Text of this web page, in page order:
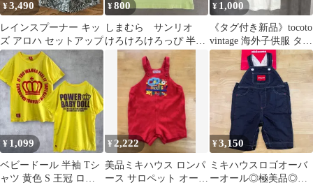
¥3,490
レインスプーナー キッ
ズ アロハ セットアップ
¥800
しまむら サンリオ
けろけろけろっぴ 半袖
Tシャツ 90cm
¥ 1,000
《タグ付き新品》tocoto
vintage 海外子供服 タン
クトップ / 8y
¥ 1,099
ベビードール 半袖 Tシ
ャツ 黄色 S 王冠 ロゴ
¥ 2,222
美品ミキハウス ロンパ
ース サロペット オーバ
¥3,150
ミキハウスロゴオーバ
ーオール◎極美品◎サ